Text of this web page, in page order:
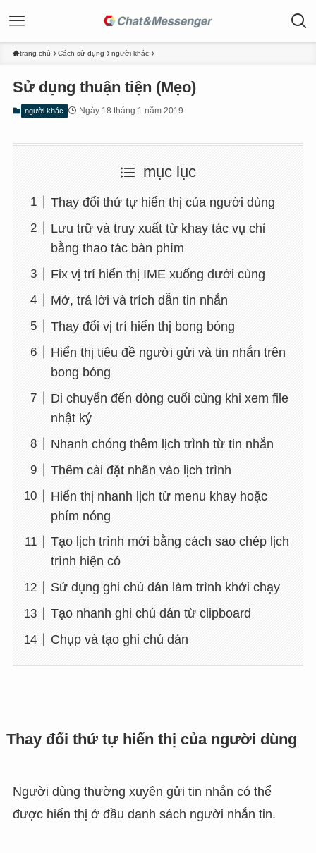
trang chủ Cách sử dụng người khác
Sử dụng thuận tiện (Mẹo)
người khác Ngày 18 tháng 1 năm 2019
mục lục
Thay đổi thứ tự hiển thị của người dùng
Lưu trữ và truy xuất từ khay tác vụ chỉ
bằng thao tác bàn phím
Fix vị trí hiển thị IME xuống dưới cùng
Mở, trả lời và trích dẫn tin nhắn
Thay đổi vị trí hiển thị bong bóng
Hiển thị tiêu đề người gửi và tin nhắn trên
bong bóng
Di chuyển đến dòng cuối cùng khi xem file
nhật ký
Nhanh chóng thêm lịch trình từ tin nhắn
Thêm cài đặt nhãn vào lịch trình
Hiển thị nhanh lịch từ menu khay hoặc
phím nóng
Tạo lịch trình mới bằng cách sao chép lịch
trình hiện có
Sử dụng ghi chú dán làm trình khởi chạy
Tạo nhanh ghi chú dán từ clipboard
Chụp và tạo ghi chú dán
Thay đổi thứ tự hiển thị của người dùng
Người dùng thường xuyên gửi tin nhắn có thể
được hiển thị ở đầu danh sách người nhắn tin.